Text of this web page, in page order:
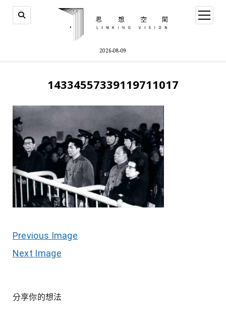
2026-08-09
open
menu
14334557339119711017
Previous Image
Next Image
分享你的想法